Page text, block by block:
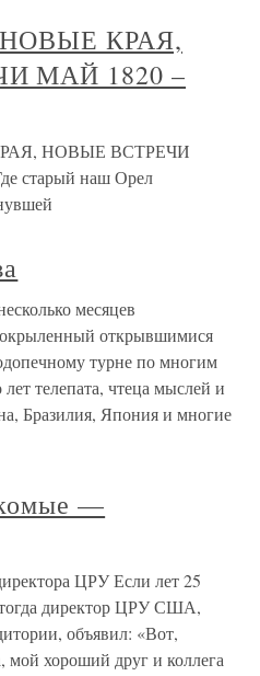
НОВЫЕ КРАЯ,
МАЙ 1820 –
КРАЯ, НОВЫЕ ВСТРЕЧИ
старый наш Орел
месяцев
открывшимися
турне по многим
телепата, чтеца мыслей и
Бразилия, Япония и многие
—
ЦРУ Если лет 25
директор ЦРУ США,
объявил: «Вот,
мой хороший друг и коллега